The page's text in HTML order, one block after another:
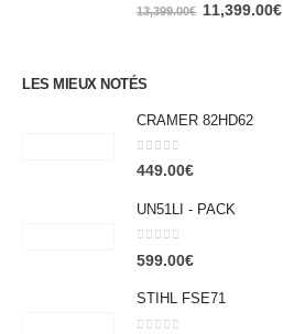
13,399.00€ 11,399.00€
LES MIEUX NOTÉS
CRAMER 82HD62
0 out of 5
449.00€
UN51LI - PACK
0out of 5
599.00€
STIHL FSE71